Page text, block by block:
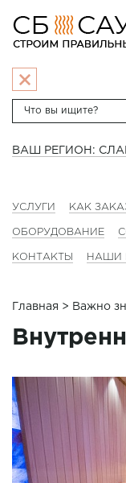
ВАШ РЕГИОН:
УСЛУГИ КАК
ОБОРУДОВАНИЕ
КОНТАКТЫ НАШИ
Главная > Важно